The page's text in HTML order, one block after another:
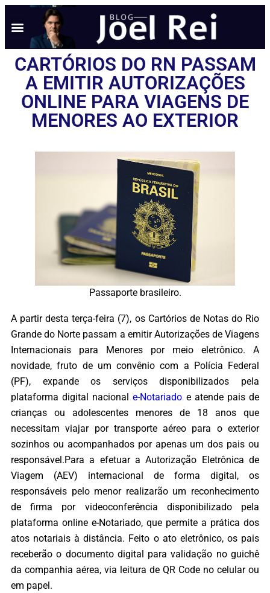
CARTÓRIOS DO RN PASSAM
A EMITIR AUTORIZAÇÕES
ONLINE PARA VIAGENS DE
MENORES AO EXTERIOR
Passaporte brasileiro.
A partir desta terça-feira (7), os Cartórios de Notas do Rio
Grande do Norte passam a emitir Autorizações de Viagens
Internacionais para Menores por meio eletrônico. A
novidade, fruto de um convênio com a Polícia Federal
(PF), expande os serviços disponibilizados pela
plataforma digital nacionale-Notariado e atende pais de
crianças ou adolescentes menores de 18 anos que
necessitam viajar por transporte aéreo para o exterior
sozinhos ou acompanhados por apenas um dos pais ou
responsável.Para a efetuar a Autorização Eletrônica de
Viagem (AEV) internacional de forma digital, os
responsáveis pelo menor realizarão um reconhecimento
de firma por videoconferência disponibilizado pela
plataforma online e-Notariado, que permite a prática dos
atos notariais à distância. Feito o ato eletrônico, os pais
receberão o documento digital para validação no guichê
da companhia aérea, via leitura de QR Code no celular ou
em papel.